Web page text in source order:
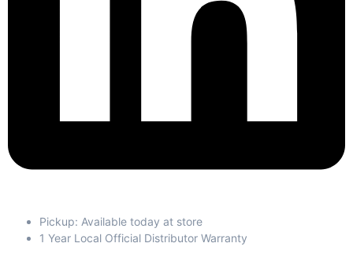
Pickup: Available today at store
1 Year Local Official Distributor Warranty